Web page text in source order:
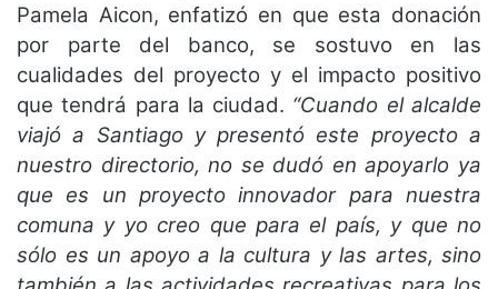
Pamela Aicon, enfatizó en que esta donación
por parte del banco, se sostuvo en las
cualidades del proyecto y el impacto positivo
que tendrá para la ciudad. “Cuando el alcalde
viajó a Santiago y presentó este proyecto a
nuestro directorio, no se dudó en apoyarlo ya
que es un proyecto innovador para nuestra
comuna y yo creo que para el país, y que no
sólo es un apoyo a la cultura y las artes, sino